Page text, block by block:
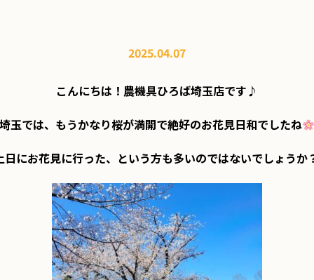
2025.04.07
こんにちは！農機具ひろば埼玉店です♪
玉では、もうかなり桜が満開で絶好のお花見日和でしたね
日にお花見に行った、という方も多いのではないでしょうか